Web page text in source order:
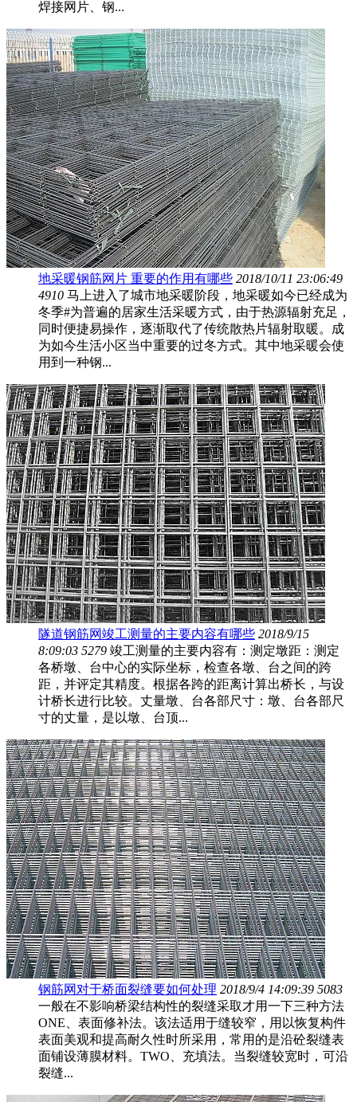
焊接网片、钢...
地采暖钢筋网片 重要的作用有哪些 2018/10/11 23:06:49
4910 马上进入了城市地采暖阶段，地采暖如今已经成为
冬季#为普遍的居家生活采暖方式，由于热源辐射充足，
同时便捷易操作，逐渐取代了传统散热片辐射取暖。成
为如今生活小区当中重要的过冬方式。其中地采暖会使
用到一种钢...
隧道钢筋网竣工测量的主要内容有哪些 2018/9/15
8:09:03 5279 竣工测量的主要内容有：测定墩距：测定
各桥墩、台中心的实际坐标，检查各墩、台之间的跨
距，并评定其精度。根据各跨的距离计算出桥长，与设
计桥长进行比较。丈量墩、台各部尺寸：墩、台各部尺
寸的丈量，是以墩、台顶...
钢筋网对于桥面裂缝要如何处理 2018/9/4 14:09:39 5083
一般在不影响桥梁结构性的裂缝采取才用一下三种方法
ONE、表面修补法。该法适用于缝较窄，用以恢复构件
表面美观和提高耐久性时所采用，常用的是沿砼裂缝表
面铺设薄膜材料。TWO、充填法。当裂缝较宽时，可沿
裂缝...